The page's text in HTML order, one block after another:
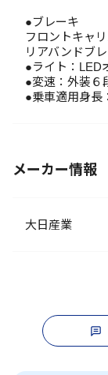
●ブレーキ
フロントキャ
リアバンドブ
●ライト：LED
●変速：外装６
●乗車適用身長
メーカー情報
大日産業